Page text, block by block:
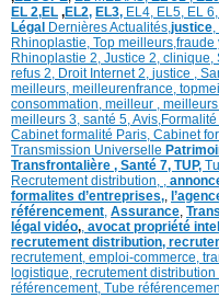
EL 2,EL ,EL2, EL3, EL4, EL5, EL 6,
Légal DernièresActualités,justice,
Rhinoplastie, Top meilleurs,fraude
Rhinoplastie 2, Justice 2, clinique,
refus 2, Droit Internet 2, justice ,
meilleurs, meilleurenfrance,
consommation, meilleur ,
meilleurs 3, santé 5,Avis,
Cabinet formalité Paris, Cabinet
Transmission Universelle
Transfrontalière , Santé 7, TUP,
Recrutement distribution, ,
formalites d’entreprises,,
référencement, Assurance,
légal vidéo,, avocat propriété
recrutement distribution,
recrutement, emploi-commerce,
logistique, recrutement distribution
référencement, Tube